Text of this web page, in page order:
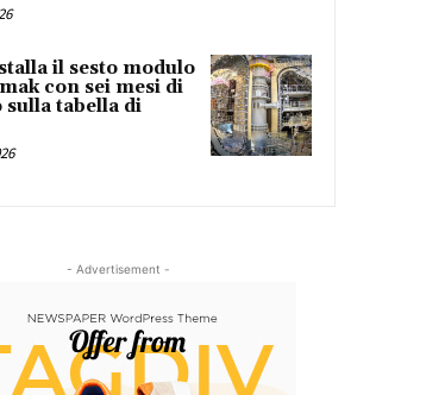
il sesto modulo
con sei mesi di
sulla tabella di
- Advertisement -